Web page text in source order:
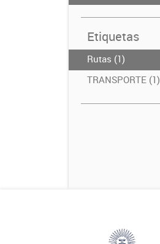
Etiquetas
Rutas (1)
TRANSPORTE (1)